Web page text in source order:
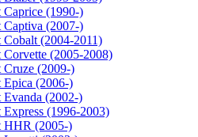
Caprice (1990-)
Captiva (2007-)
Cobalt (2004-2011)
Corvette (2005-2008)
Cruze (2009-)
Epica (2006-)
Evanda (2002-)
(1996-2003)
HHR (2005-)